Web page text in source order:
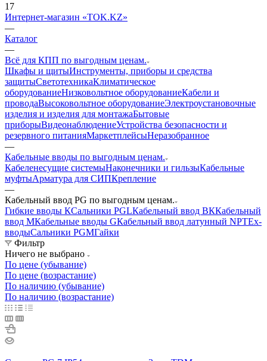
17
Интернет-магазин «TOK.KZ»
—
Каталог
—
Всё для КПП по выгодным ценам.
Шкафы и щитыИнструменты, приборы и средства
защитыСветотехникаКлиматическое
оборудованиеНизковольтное оборудованиеКабели и
проводаВысоковольтное оборудованиеЭлектроустановочные
изделия и изделия для монтажаБытовые
приборыВидеонаблюдениеУстройства безопасности и
резервного питанияМаркетплейсыНеразобранное
—
Кабельные вводы по выгодным ценам.
Кабеленесущие системыНаконечники и гильзыКабельные
муфтыАрматура для СИПКрепление
—
Кабельный ввод PG по выгодным ценам.
Гибкие вводы КСальники PGLКабельный ввод ВККабельный
ввод МКабельные вводы GКабельный ввод латунный NPTЕх-
вводыСальники PGMГайки
Фильтр
Ничего не выбрано
По цене (убывание)
По цене (возрастание)
По наличию (убывание)
По наличию (возрастание)